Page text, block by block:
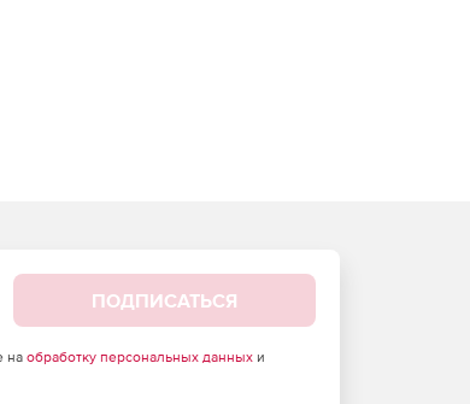
ПОДПИСАТЬСЯ
на обработку персональных данныхи